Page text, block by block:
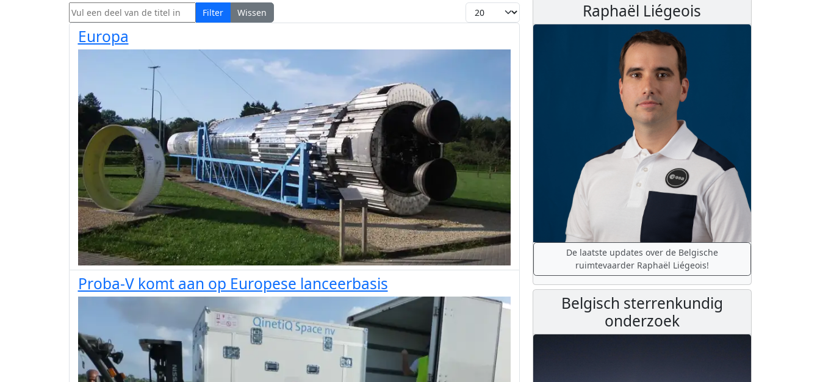
Vul een deel van de titel in Filter Wissen Toon #
Europa
Proba-V komt aan op Europese lanceerbasis
Raphaël Liégeois
De laatste updates over de Belgische
ruimtevaarder Raphaël Liégeois!
Belgisch sterrenkundig
onderzoek